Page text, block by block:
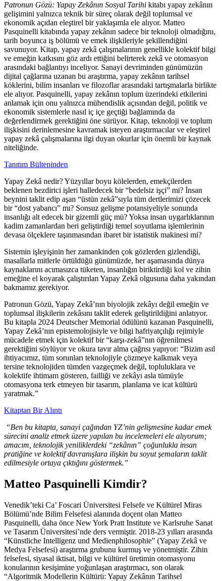
Patronun Gözü: Yapay Zekânın Sosyal Tarihi kitabı yapay zekânın
gelişimini yalnızca teknik bir süreç olarak değil toplumsal ve
ekonomik açıdan eleştirel bir yaklaşımla ele alıyor. Matteo
Pasquinelli kitabında yapay zekânın sadece bir teknoloji olmadığını,
tarih boyunca iş bölümü ve emek ilişkileriyle şekillendiğini
savunuyor. Kitap, yapay zekâ çalışmalarının genellikle kolektif bilgi
ve emeğin katkısını göz ardı ettiğini belirterek zekâ ve otomasyon
arasındaki bağlantıyı inceliyor. Sanayi devriminden günümüzün
dijital çağlarına uzanan bu araştırma, yapay zekânın tarihsel
köklerini, bilim insanları ve filozoflar arasındaki tartışmalarla birlikte
ele alıyor. Pasquinelli, yapay zekânın toplum üzerindeki etkilerini
anlamak için onu yalnızca mühendislik açısından değil, politik ve
ekonomik sistemlerle nasıl iç içe geçtiği bağlamında da
değerlendirmek gerektiğini öne sürüyor. Kitap, teknoloji ve toplum
ilişkisini derinlemesine kavramak isteyen araştırmacılar ve eleştirel
yapay zekâ çalışmalarına ilgi duyan okurlar için önemli bir kaynak
niteliğinde.
Tanıtım Bülteninden
Yapay Zekâ nedir? Yüzyıllar boyu kölelerden, emekçilerden
beklenen bezdirici işleri halledecek bir “bedelsiz işçi” mi? İnsan
beynini taklit edip aşan “üstün zekâ”sıyla tüm dertlerimizi çözecek
bir “dost yabancı” mı? Sonsuz gelişme potansiyeliyle sonunda
insanlığı alt edecek bir gizemli güç mü? Yoksa insan uygarlıklarının
kadim zamanlardan beri geliştirdiği temel soyutlama işlemlerinin
devasa ölçeklere taşınmasından ibaret bir istatistik makinesi mi?
Sistemin işleyişinin her zamankinden çok gözlerden gizlendiği,
masallarla mitlerle örtüldüğü günümüzde, her aşamasında dünya
kaynaklarını acımasızca tüketen, insanlığın biriktirdiği kol ve zihin
emeğine el koyarak çalıştırılan Yapay Zekâ olgusuna daha yakından
bakmamız gerekiyor.
Patronun Gözü, Yapay Zekâ’nın biyolojik zekâyı değil emeğin ve
toplumsal ilişkilerin zekâsını taklit ederek geliştirildiğini anlatıyor.
Bu kitapla 2024 Deutscher Memorial ödülünü kazanan Pasquinelli,
Yapay Zekâ’nın epistemolojisiyle ve bilgi hafriyatçılığı rejimiyle
mücadele etmek için kolektif bir “karşı-zekâ”nın öğrenilmesi
gerektiğini söylüyor ve okura tavır alma çağrısı yapıyor: “Bizim asıl
ihtiyacımız, tüm sorunları teknolojiyle çözmeye kalkmak veya
tersine teknolojiden tümden vazgeçmek değil, topluluklara ve
kolektife ihtimam gösteren, failliği ve zekâyı asla tümüyle
otomasyona terk etmeyen bir tasarım, planlama ve icat kültürü
yaratmak.”
Kitaptan Bir Alıntı
“Ben bu kitapta, sanayi çağından YZ’nin gelişmesine kadar emek
sürecini analiz etmek üzere yapılan bu incelemeleri ele alıyorum;
amacım, teknolojik yeniliklerdeki “zekânın” çoğunlukla insan
pratiğine ve kolektif davranışlara ilişkin bu soyut şemaların taklit
edilmesiyle ortaya çıktığını göstermek.”
Matteo Pasquinelli Kimdir?
Venedik’teki Ca’ Foscari Üniversitesi Felsefe ve Kültürel Miras
Bölümü’nde Bilim Felsefesi alanında doçent olan Matteo
Pasquinelli, daha önce New York Pratt Institute ve Karlsruhe Sanat
ve Tasarım Üniversitesi’nde ders vermiştir. 2018-23 yılları arasında
“Künstliche Intelligenz und Medienphilosophie” (Yapay Zekâ ve
Medya Felsefesi) araştırma grubunu kurmuş ve yönetmiştir. Zihin
felsefesi, siyasal iktisat, bilgi ve kültürel üretimin otomasyonu
konularının kesişimine yoğunlaşan araştırmacı, son olarak
“Algoritmik Modellerin Kültürü: Yapay Zekânın Tarihsel